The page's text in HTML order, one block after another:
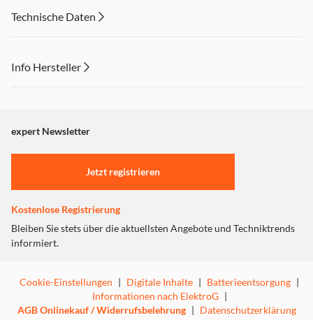
Technische Daten
Info Hersteller
"Marketing".
Einstellungen anpassen
expert Newsletter
Jetzt registrieren
Kostenlose Registrierung
Bleiben Sie stets über die aktuellsten Angebote und Techniktrends
informiert.
Cookie-Einstellungen | Digitale Inhalte | Batterieentsorgung |
Informationen nach ElektroG |
AGB Onlinekauf / Widerrufsbelehrung | Datenschutzerklärung